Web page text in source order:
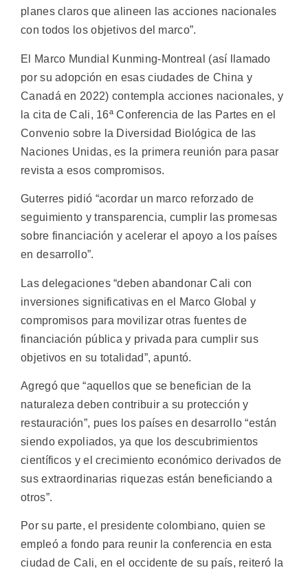
planes claros que alineen las acciones nacionales
con todos los objetivos del marco”.
El Marco Mundial Kunming-Montreal (así llamado
por su adopción en esas ciudades de China y
Canadá en 2022) contempla acciones nacionales, y
la cita de Cali, 16ª Conferencia de las Partes en el
Convenio sobre la Diversidad Biológica de las
Naciones Unidas, es la primera reunión para pasar
revista a esos compromisos.
Guterres pidió “acordar un marco reforzado de
seguimiento y transparencia, cumplir las promesas
sobre financiación y acelerar el apoyo a los países
en desarrollo”.
Las delegaciones “deben abandonar Cali con
inversiones significativas en el Marco Global y
compromisos para movilizar otras fuentes de
financiación pública y privada para cumplir sus
objetivos en su totalidad”, apuntó.
Agregó que “aquellos que se benefician de la
naturaleza deben contribuir a su protección y
restauración”, pues los países en desarrollo “están
siendo expoliados, ya que los descubrimientos
científicos y el crecimiento económico derivados de
sus extraordinarias riquezas están beneficiando a
otros”.
Por su parte, el presidente colombiano, quien se
empleó a fondo para reunir la conferencia en esta
ciudad de Cali, en el occidente de su país, reiteró la